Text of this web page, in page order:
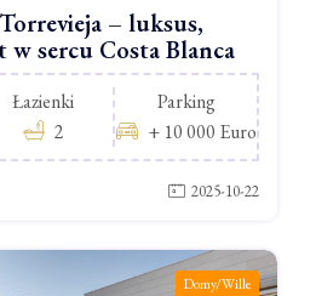
– luksus,
sercu Costa Blanca
Łazienki
2
Parking
+ 10 000 Euro
2025-10-22
Domy/Wille